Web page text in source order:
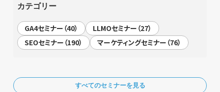
カテゴリー
GA4セミナー（40）
LLMOセミナー（27）
SEOセミナー（190）
マーケティングセミナー（76）
すべてのセミナーを見る